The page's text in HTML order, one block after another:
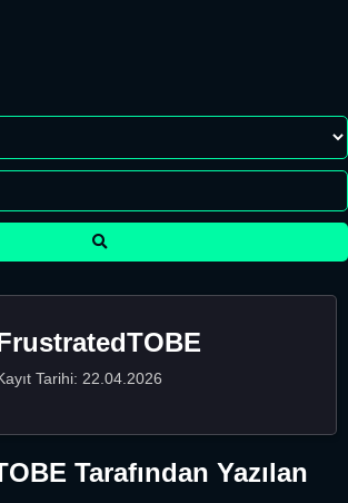
Tarihi: 22.04.2026
Tarafından Yazılan